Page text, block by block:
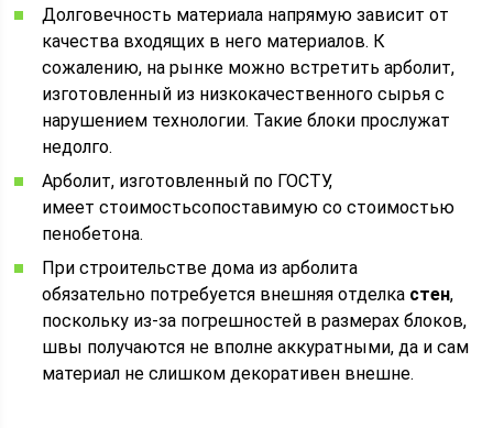
Долговечность материала напрямую зависит от
качества входящих в него материалов. К
сожалению, на рынке можно встретить арболит,
изготовленный из низкокачественного сырья с
нарушением технологии. Такие блоки прослужат
недолго.
Арболит, изготовленный по ГОСТУ,
имеет стоимостьсопоставимую со стоимостью
пенобетона.
При строительстве дома из арболита
обязательно потребуется внешняя отделка стен,
поскольку из-за погрешностей в размерах блоков,
швы получаются не вполне аккуратными, да и сам
материал не слишком декоративен внешне.